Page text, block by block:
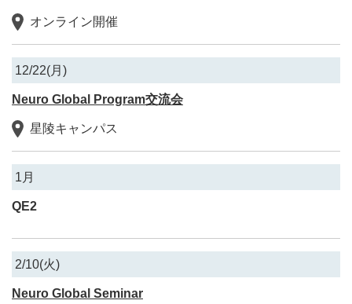
オンライン開催
12/22(月)
Neuro Global Program交流会
星陵キャンパス
1月
QE2
2/10(火)
Neuro Global Seminar